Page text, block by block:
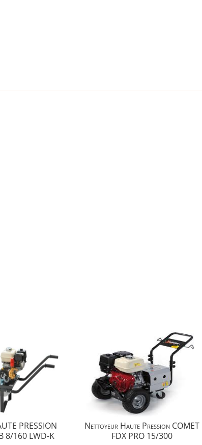
PRESSION
8/160 LWD-K
Nettoyeur Haute Pression COMET
FDX PRO 15/300